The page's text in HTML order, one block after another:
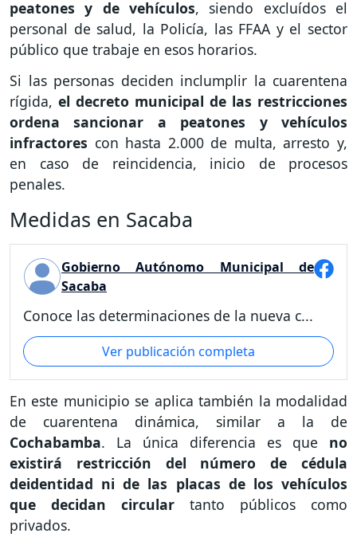
peatones y de vehículos, siendo excluídos el
personal de salud, la Policía, las FFAA y el sector
público que trabaje en esos horarios.
Si las personas deciden inclumplir la cuarentena
rígida, el decreto municipal de las restricciones
ordena sancionar a peatones y vehículos
infractores con hasta 2.000 de multa, arresto y,
en caso de reincidencia, inicio de procesos
penales.
Medidas en Sacaba
Gobierno Autónomo Municipal de
Sacaba
Conoce las determinaciones de la nueva c...
Ver publicación completa
En este municipio se aplica también la modalidad
de cuarentena dinámica, similar a la de
Cochabamba. La única diferencia es que no
existirá restricción del número de cédula
deidentidad ni de las placas de los vehículos
que decidan circular tanto públicos como
privados.